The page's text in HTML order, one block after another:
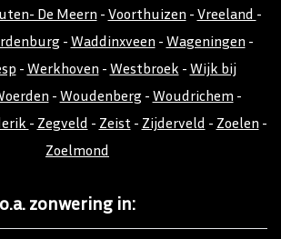
De Meern - Voorthuizen - Vreeland -
- Waddinxveen - Wageningen -
- Werkhoven - Westbroek - Wijk bij
- Woudenberg - Woudrichem -
- Zegveld - Zeist- Zijderveld - Zoelen -
Zoelmond
zonwering in: